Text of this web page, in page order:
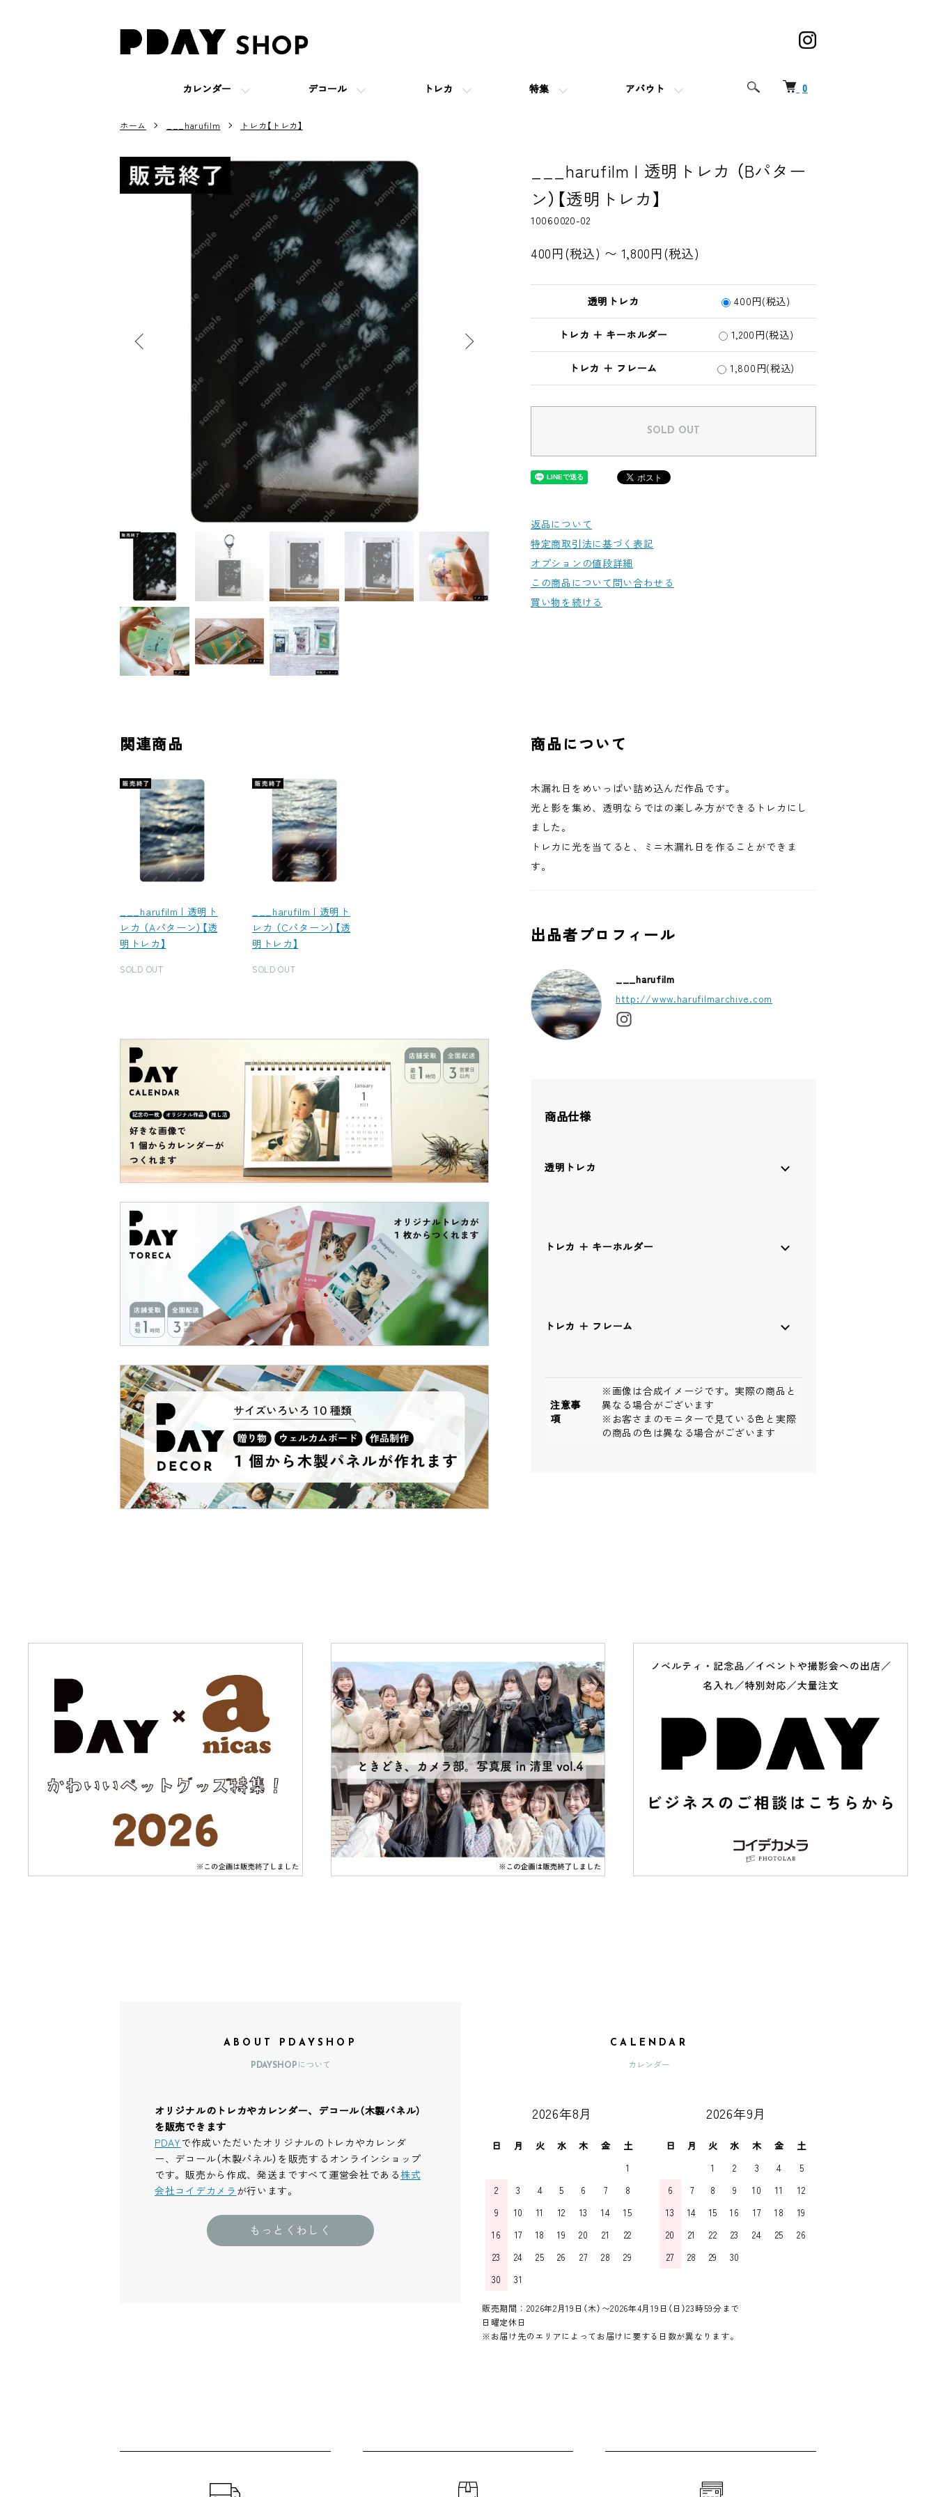
0
カレンダー デコール トレカ 特集 アバウト
ホーム ___harufilm トレカ【トレカ】
___harufilm | 透明トレカ （Bパター
ン）【透明トレカ】
10060020-02
400円(税込) 〜 1,800円(税込)
透明トレカ 400円(税込)
トレカ ＋ キーホルダー 1,200円(税込)
トレカ ＋ フレーム 1,800円(税込)
SOLD OUT
返品について
特定商取引法に基づく表記
オプションの値段詳細
この商品について問い合わせる
買い物を続ける
商品について
木漏れ日をめいっぱい詰め込んだ作品です。
光と影を集め、透明ならではの楽しみ方ができるトレカにし
ました。
トレカに光を当てると、ミニ木漏れ日を作ることができま
す。
出品者プロフィール
___harufilm
http://www.harufilmarchive.com
商品仕様
透明トレカ
トレカ ＋ キーホルダー
トレカ ＋ フレーム
注意事
項
※画像は合成イメージです。実際の商品と
異なる場合がございます
※お客さまのモニターで見ている色と実際
の商品の色は異なる場合がございます
関連商品
___harufilm | 透明ト
レカ （Aパターン）【透
明トレカ】
SOLD OUT
___harufilm | 透明ト
レカ （Cパターン）【透
明トレカ】
SOLD OUT
ABOUT PDAYSHOP
PDAYSHOPについて
オリジナルのトレカやカレンダー、デコール（木製パネル）
を販売できます
PDAY で作成いただいたオリジナルのトレカやカレンダ
ー、デコール（木製パネル）を販売するオンラインショップ
です。販売から作成、発送まですべて運営会社である株式
会社コイデカメラ が行います。
もっとくわしく
CALENDAR
カレンダー
2026年8月
日 月 火 水 木 金
土
1
2
3 4 5 6 7
8
9
10 11 12 13 14
15
16
17 18 19 20 21
22
23
24 25 26 27 28
29
30
31
2026年9月
日 月 火 水 木 金
土
1
2 3 4
5
6
7 8 9 10 11
12
13
14 15 16 17 18
19
20
21 22 23 24 25
26
27
28 29 30
販売期間：2026年2月19日（木）〜2026年4月19日（日）23時59分まで
日曜定休日
※お届け先のエリアによってお届けに要する日数が異なります。